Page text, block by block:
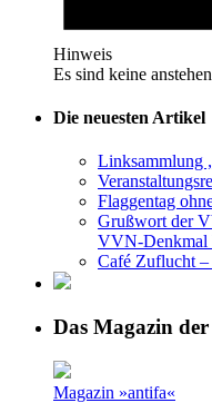
Hinweis
Es sind keine
Die neuesten Artikel
Linksammlung
Flaggentag
Grußwort der
VVN-Denkmal
Café Zuflucht –
Das Magazin
Magazin »antifa«